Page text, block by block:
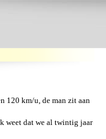
120 km/u, de man zit aan
weet dat we al twintig jaar